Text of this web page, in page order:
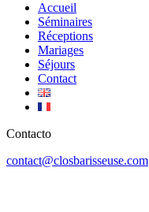
Accueil
Séminaires
Réceptions
Mariages
Séjours
Contact
Contacto
contact@closbarisseuse.com